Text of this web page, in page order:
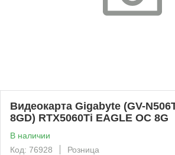
Видеокарта Gigabyte (GV-
8GD) RTX5060Ti EAGLE OC 8G
В наличии
Код: 76928
Розница